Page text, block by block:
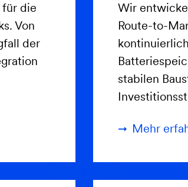
die
Von
der
Wir
Route-to-
stabilen
Mehr